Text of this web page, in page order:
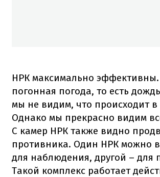
НРК максимально эффективны.
погонная погода, то есть
мы не видим, что происходит в
Однако мы прекрасно видим
С камер НРК также видно
противника. Один НРК можно
для наблюдения, другой – для
Такой комплекс работает